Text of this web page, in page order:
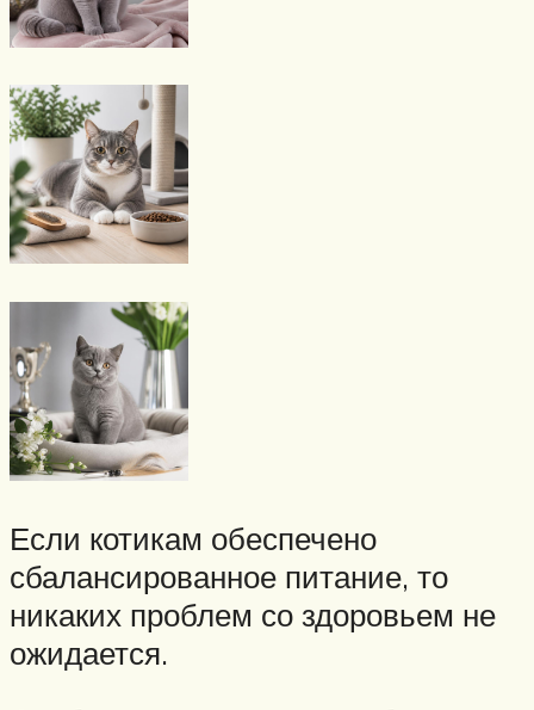
Если котикам обеспечено
сбалансированное питание, то
никаких проблем со здоровьем не
ожидается.